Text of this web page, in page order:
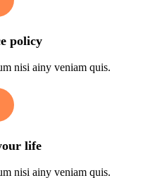
policy
nisi ainy veniam quis.
life
nisi ainy veniam quis.